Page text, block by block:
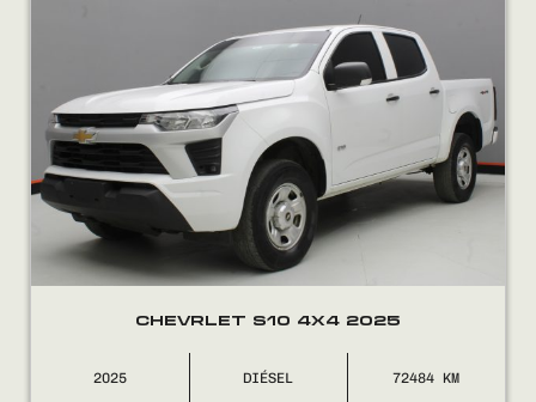
FINANCIÁ
NOSOTROS
CONTACTO
CHEVRLET S10 4X4 2025
2025 DIÉSEL 72484